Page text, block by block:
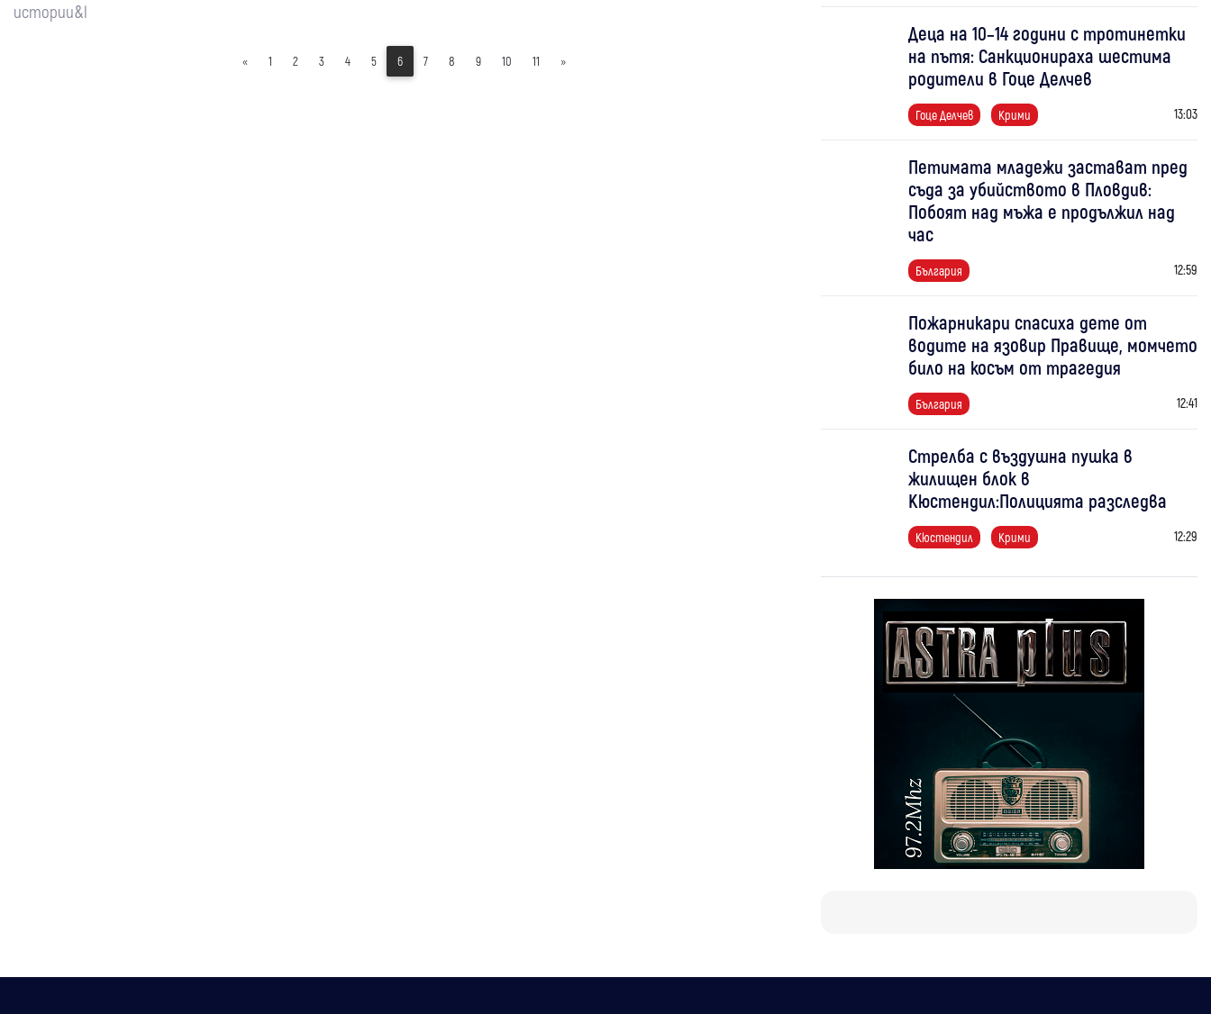
истории&l
« 1 2 3 4 5 6 7 8 9 10 11 »
Деца на 10–14 години с тротинетки
на пътя: Санкционираха шестима
родители в Гоце Делчев
Гоце Делчев Крими 13:03
Петимата младежи застават пред
съда за убийството в Пловдив:
Побоят над мъжа е продължил над
час
България 12:59
Пожарникари спасиха дете от
водите на язовир Правище, момчето
било на косъм от трагедия
България 12:41
Стрелба с въздушна пушка в
жилищен блок в
Кюстендил:Полицията разследва
Кюстендил Крими 12:29